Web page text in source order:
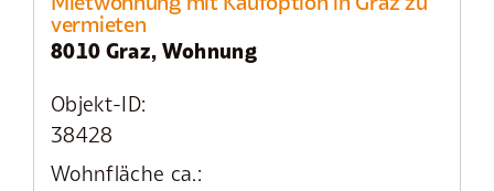
vermieten
8010 Graz, Wohnung
Objekt-ID:
38428
Wohnfläche ca.: